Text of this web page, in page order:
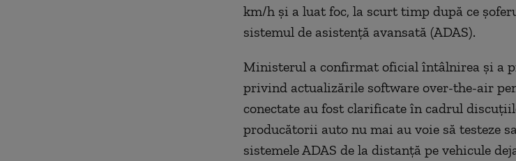
km/h şi a luat foc, la scurt timp după ce
sistemul de asistenţă avansată (ADAS).
Ministerul a confirmat oficial întâlnirea şi a
privind actualizările software over-the-air
conectate au fost clarificate în cadrul
producătorii auto nu mai au voie să testeze
sistemele ADAS de la distanţă pe vehicule